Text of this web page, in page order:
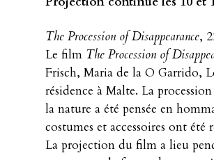
The Procession of Disappearance,
Le film The Procession of
Frisch, Maria de la O Garrido,
résidence à Malte. La
la nature a été pensée en
costumes et accessoires ont
La projection du film a lieu